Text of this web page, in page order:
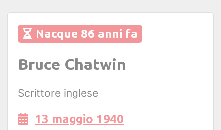
Nacque 86 anni fa
Bruce Chatwin
Scrittore inglese
13 maggio 1940